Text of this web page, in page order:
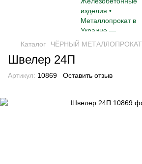
Каталог ЧЁРНЫЙ МЕТАЛЛОПРОКАТ
Швелер 24П
Артикул: 10869 Оставить отзыв